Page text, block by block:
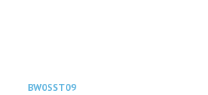
BW0SST09